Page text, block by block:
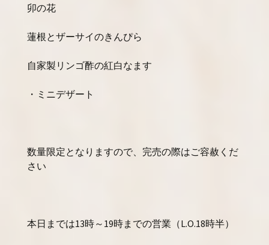
卯の花
蓮根とザーサイのきんぴら
自家製リンゴ酢の紅白なます
・ミニデザート
数量限定となりますので、完売の際はご容赦くだ
さい
本日までは13時～19時までの営業（L.O.18時半）